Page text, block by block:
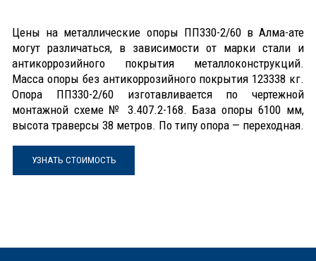
Цены на металлические опоры ПП330-2/60 в Алма-ате
могут различаться, в зависимости от марки стали и
антикоррозийного покрытия металлоконструкций.
Масса опоры без антикоррозийного покрытия 123338 кг.
Опора ПП330-2/60 изготавливается по чертежной
монтажной схеме № 3.407.2-168. База опоры 6100 мм,
высота траверсы 38 метров. По типу опора — переходная.
УЗНАТЬ СТОИМОСТЬ